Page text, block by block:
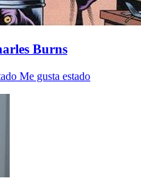
Burns
Me gusta estado